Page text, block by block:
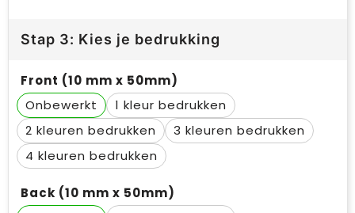
Stap 3: Kies je bedrukking
Front (10 mm x 50mm)
Onbewerkt
1
2
3
4
Back (10 mm x 50mm)